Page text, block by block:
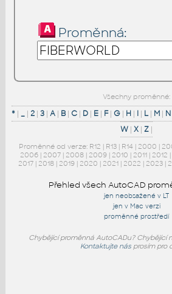
Proměnná:
Všechny proměnné:
*| _| 2| 3| A| B| C| D| E| F| G| H | I| L| M| N
W | X | Z |
Proměnné od verze: R12 | R13 | R14 | 2000 |
2006 | 2007 | 2008 | 2009 | 2010 | 2011 | 2012 |
2017 | 2018 | 2019 | 2020 | 2021 | 2022 | 2023 |
Přehled všech AutoCAD
jen neobsažené v LT
jen v Mac verzi
proměnné prostředí
Chybějící proměnná AutoCADu? Chybějící
Kontaktujte násprosím pro